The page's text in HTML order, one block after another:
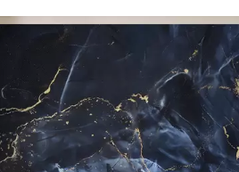
199833.33119900.00$/m²